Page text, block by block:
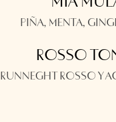
PIÑA, MENTA,
ROSSO
RUNNEGHT ROSSO Y